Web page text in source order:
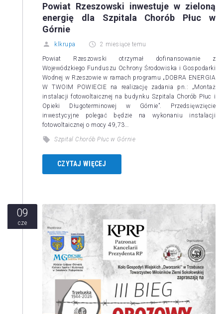
Powiat Rzeszowski inwestuje w zieloną
energię dla Szpitala Chorób Płuc w
Górnie
klkrupa 2 miesiące temu
Powiat Rzeszowski otrzymał dofinansowanie z
Wojewódzkiego Funduszu Ochrony Środowiska i Gospodarki
Wodnej w Rzeszowie w ramach programu „DOBRA ENERGIA
W TWOIM POWIECIE na realizację zadania pn.: „Montaż
instalacji fotowoltaicznej na budynku Szpitala Chorób Płuc i
Opieki Długoterminowej w Górnie”. Przedsięwzięcie
inwestycyjne polegać będzie na wykonaniu instalacji
fotowoltaicznej o mocy 49,73…
Szpital Chorób Płuc w Górnie
CZYTAJ WIĘCEJ
09
cze